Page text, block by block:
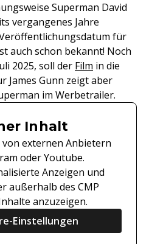
Superman David
vergangenes Jahre
für
auch schon bekannt! Noch
2025, soll der Film in die
James Gunn zeigt aber
im Werbetrailer.
Inhalt
externen Anbietern
oder Youtube.
Anzeigen und
außerhalb des CMP
anzuzeigen.
Einstellungen